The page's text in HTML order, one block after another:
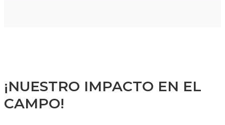
¡NUESTRO IMPACTO EN EL
CAMPO!